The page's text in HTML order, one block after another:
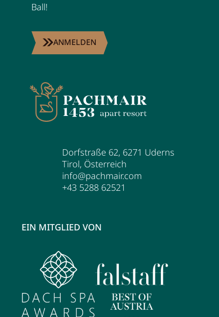
Ball!
ANMELDEN
Dorfstraße 62, 6271 Uderns
Tirol, Österreich
info@pachmair.com
+43 5288 62521
EIN MITGLIED VON